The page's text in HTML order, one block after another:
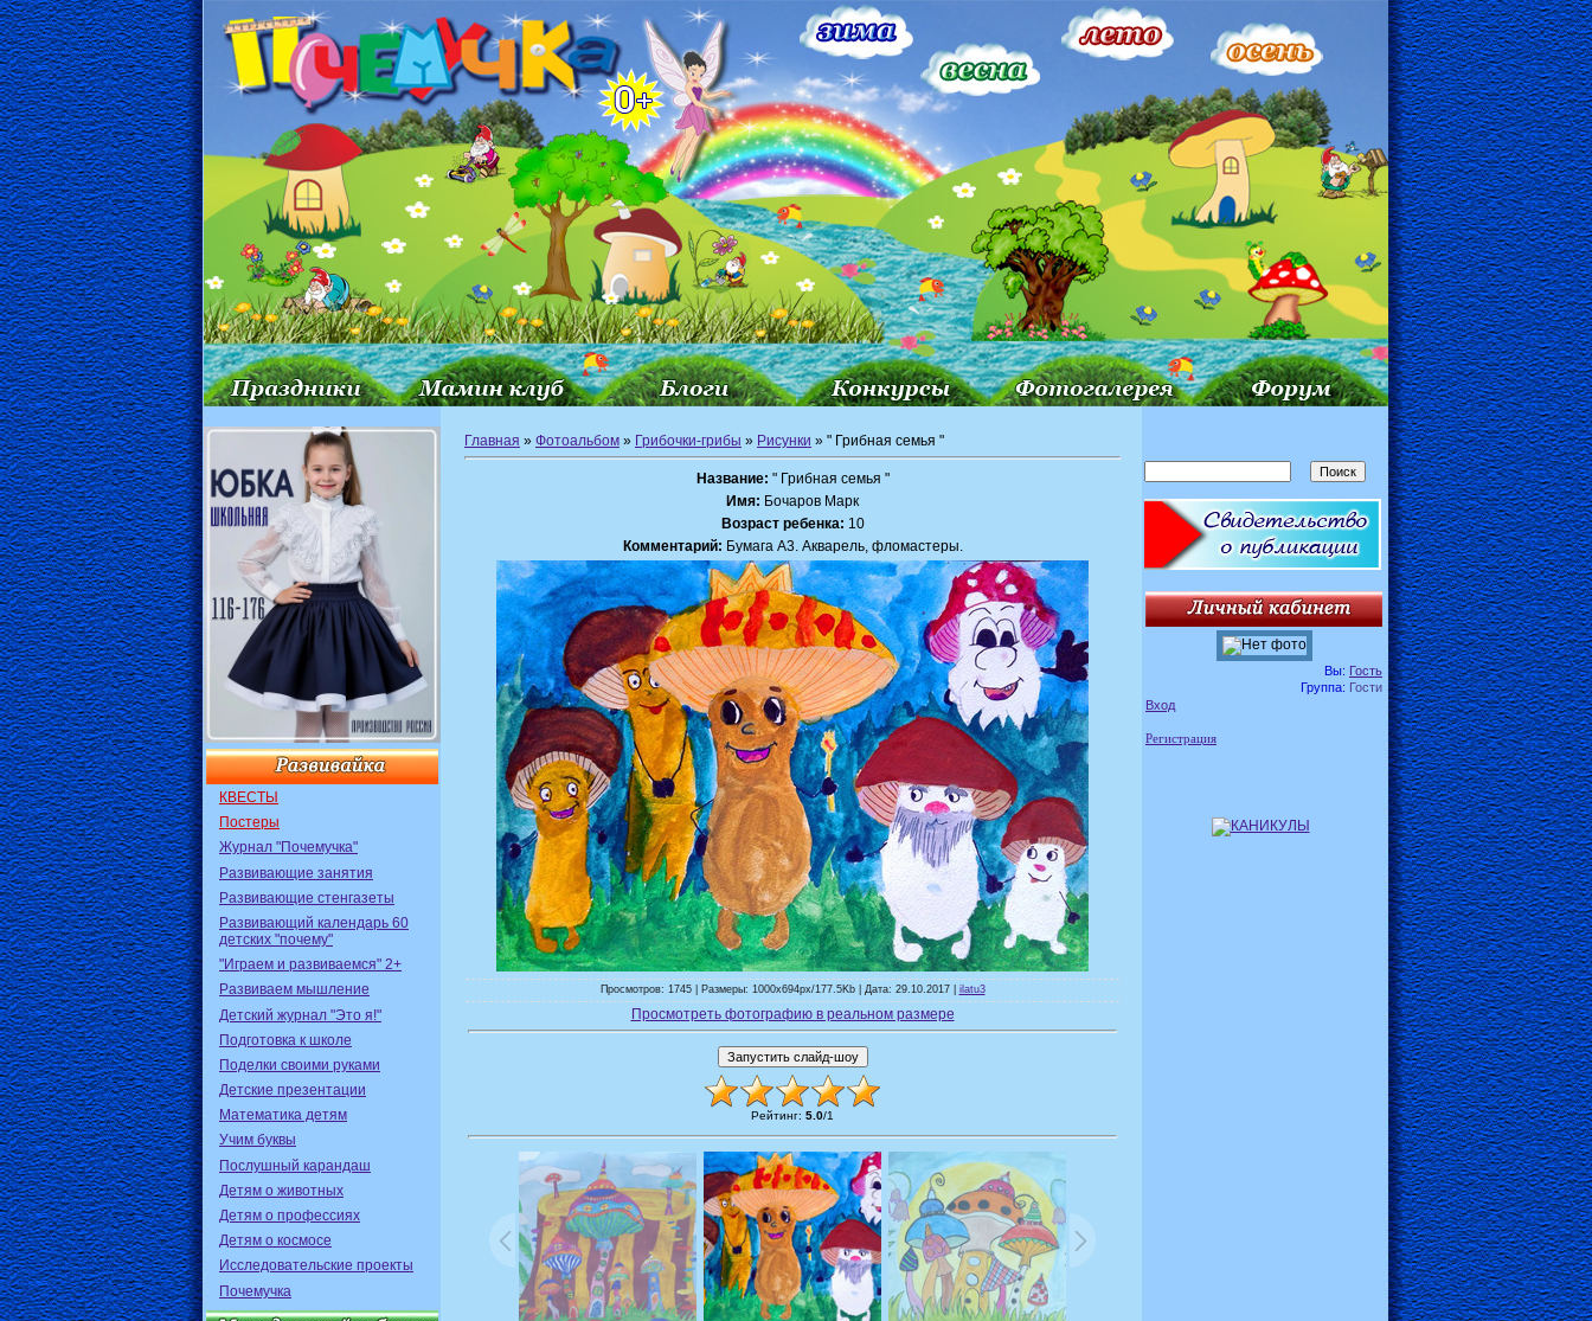
КВЕСТЫ
Постеры
Журнал "Почемучка"
Развивающие занятия
Развивающие стенгазеты
Развивающий календарь 60
детских "почему"
"Играем и развиваемся" 2+
Развиваем мышление
Детский журнал "Это я!"
Подготовка к школе
Поделки своими руками
Детские презентации
Математика детям
Учим буквы
Послушный карандаш
Детям о животных
Детям о профессиях
Детям о космосе
Исследовательские проекты
Почемучка
Главная » Фотоальбом » Грибочки-грибы » Рисунки » " Грибная семья "
Название: " Грибная семья "
Имя: Бочаров Марк
Возраст ребенка: 10
Комментарий: Бумага А3. Акварель, фломастеры.
Просмотров: 1745 | Размеры: 1000x694px/177.5Kb | Дата: 29.10.2017 | ilatu3
Просмотреть фотографию в реальном размере
Рейтинг: 5.0/1
Вы: Гость
Группа: Гости
Вход
Регистрация